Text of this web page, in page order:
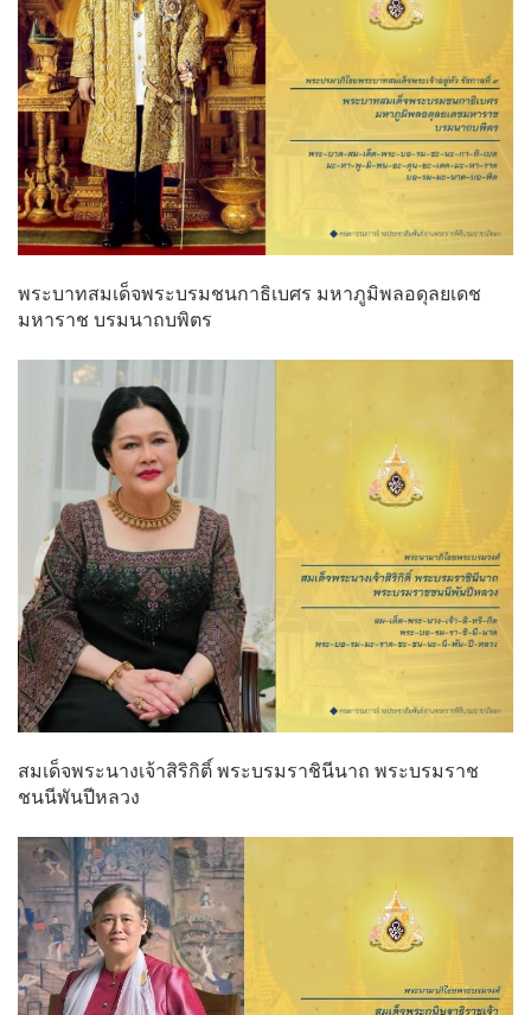
พระบาทสมเด็จพระบรมชนกาธิเบศร มหาภูมิพลอดุลยเดช
มหาราช บรมนาถบพิตร
สมเด็จพระนางเจ้าสิริกิติ์ พระบรมราชินีนาถ พระบรมราช
ชนนีพันปีหลวง